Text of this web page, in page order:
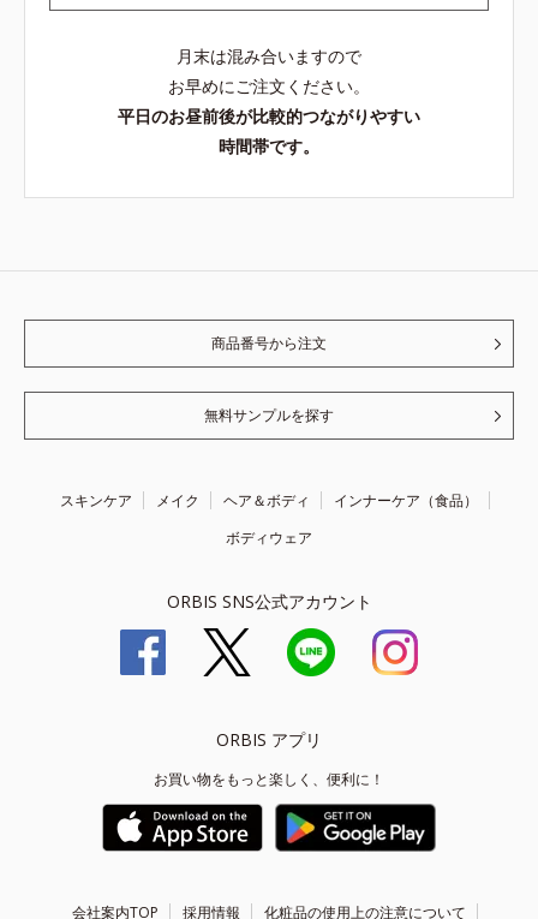
月末は混み合いますので
お早めにご注文ください。
平日のお昼前後が比較的つながりやすい
時間帯です。
商品番号から注文
無料サンプルを探す
スキンケア メイク ヘア＆ボディ
インナーケア（食品）
ボディウェア
ORBIS SNS公式アカウント
ORBIS アプリ
お買い物をもっと楽しく、便利に！
会社案内TOP 採用情報 化粧品の使用上の注意について